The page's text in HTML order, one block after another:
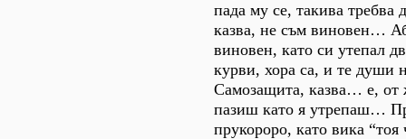
пада му се, такива требва
казва, не съм виновен…
виновен, като си утепал
курви, хора са, и те души
Самозащита, казва… е, от
пазиш като я утрепаш…
прукороро, като вика “тоя